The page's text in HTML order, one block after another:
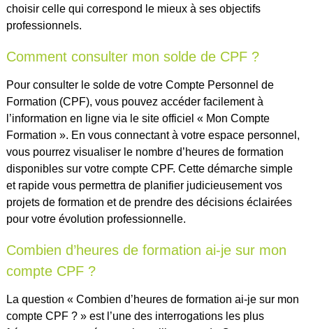
choisir celle qui correspond le mieux à ses objectifs
professionnels.
Comment consulter mon solde de CPF ?
Pour consulter le solde de votre Compte Personnel de
Formation (CPF), vous pouvez accéder facilement à
l’information en ligne via le site officiel « Mon Compte
Formation ». En vous connectant à votre espace personnel,
vous pourrez visualiser le nombre d’heures de formation
disponibles sur votre compte CPF. Cette démarche simple
et rapide vous permettra de planifier judicieusement vos
projets de formation et de prendre des décisions éclairées
pour votre évolution professionnelle.
Combien d’heures de formation ai-je sur mon
compte CPF ?
La question « Combien d’heures de formation ai-je sur mon
compte CPF ? » est l’une des interrogations les plus